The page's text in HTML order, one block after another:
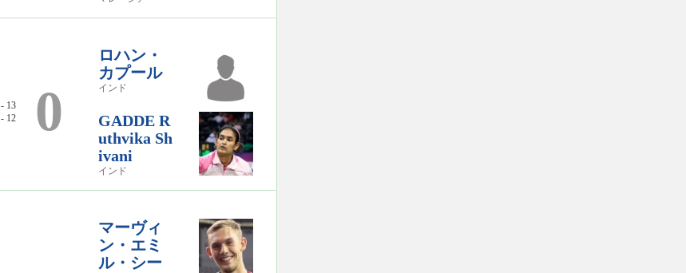
- 13
- 12 0
ロハン・
カプール
インド
GADDE R
uthvika Sh
ivani
インド
マーヴィ
ン・エミ
ル・シー